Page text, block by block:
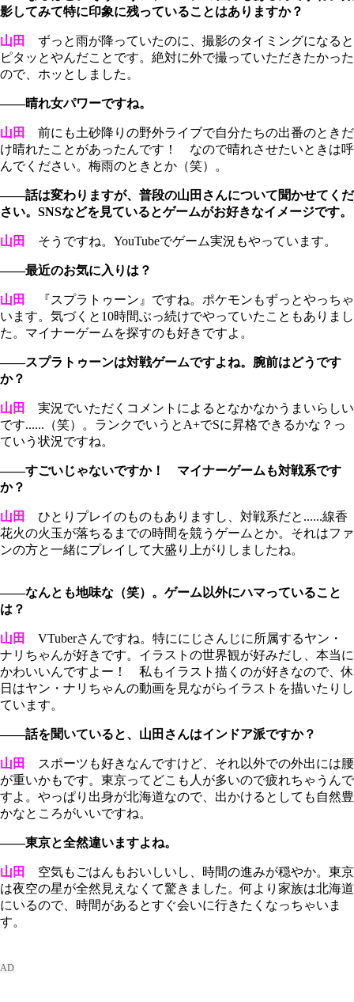
影してみて特に印象に残っていることはありますか？
山田
ずっと雨が降っていたのに、撮影のタイミングになると
ピタッとやんだことです。絶対に外で撮っていただきたかった
ので、ホッとしました。
――晴れ女パワーですね。
山田
前にも土砂降りの野外ライブで自分たちの出番のときだ
け晴れたことがあったんです！ なので晴れさせたいときは呼
んでください。梅雨のときとか（笑）。
――話は変わりますが、普段の山田さんについて聞かせてくだ
さい。SNSなどを見ているとゲームがお好きなイメージです。
山田 そうですね。YouTubeでゲーム実況もやっています。
――最近のお気に入りは？
山田
『スプラトゥーン』ですね。ポケモンもずっとやっちゃ
います。気づくと10時間ぶっ続けでやっていたこともありまし
た。マイナーゲームを探すのも好きですよ。
――スプラトゥーンは対戦ゲームですよね。腕前はどうです
か？
山田
実況でいただくコメントによるとなかなかうまいらしい
です......（笑）。ランクでいうとA+でSに昇格できるかな？っ
ていう状況ですね。
――すごいじゃないですか！ マイナーゲームも対戦系です
か？
山田
ひとりプレイのものもありますし、対戦系だと......線香
花火の火玉が落ちるまでの時間を競うゲームとか。それはファ
ンの方と一緒にプレイして大盛り上がりしましたね。
――なんとも地味な（笑）。ゲーム以外にハマっていること
は？
山田
VTuberさんですね。特ににじさんじに所属するヤン・
ナリちゃんが好きです。イラストの世界観が好みだし、本当に
かわいいんですよー！ 私もイラスト描くのが好きなので、休
日はヤン・ナリちゃんの動画を見ながらイラストを描いたりし
ています。
――話を聞いていると、山田さんはインドア派ですか？
山田
スポーツも好きなんですけど、それ以外での外出には腰
が重いかもです。東京ってどこも人が多いので疲れちゃうんで
すよ。やっぱり出身が北海道なので、出かけるとしても自然豊
かなところがいいですね。
――東京と全然違いますよね。
山田
空気もごはんもおいしいし、時間の進みが穏やか。東京
は夜空の星が全然見えなくて驚きました。何より家族は北海道
にいるので、時間があるとすぐ会いに行きたくなっちゃいま
す。